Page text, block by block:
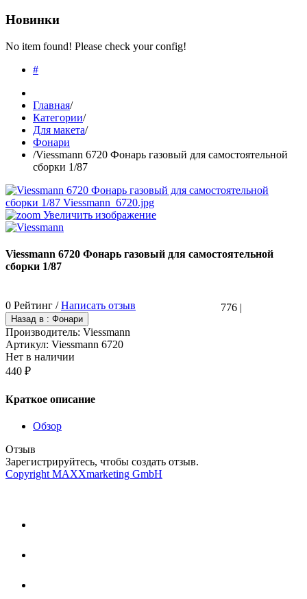
Новинки
No item found! Please check your config!
#
Главная/
Категории/
Для макета/
Фонари
/Viessmann 6720 Фонарь газовый для самостоятельной
сборки 1/87
Увеличить изображение
Viessmann 6720 Фонарь газовый для самостоятельной
сборки 1/87
776 |
0 Рейтинг /Написать отзыв
Производитель: Viessmann
Артикул: Viessmann 6720
Нет в наличии
440 ₽
Краткое описание
Обзор
Отзыв
Зарегистрируйтесь, чтобы создать отзыв.
Copyright MAXXmarketing GmbH